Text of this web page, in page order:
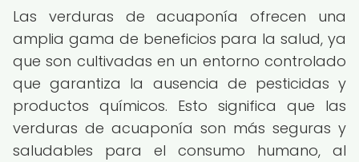
Las verduras de acuaponía ofrecen una
amplia gama de beneficios para la salud, ya
que son cultivadas en un entorno controlado
que garantiza la ausencia de pesticidas y
productos químicos. Esto significa que las
verduras de acuaponía son más seguras y
saludables para el consumo humano, al